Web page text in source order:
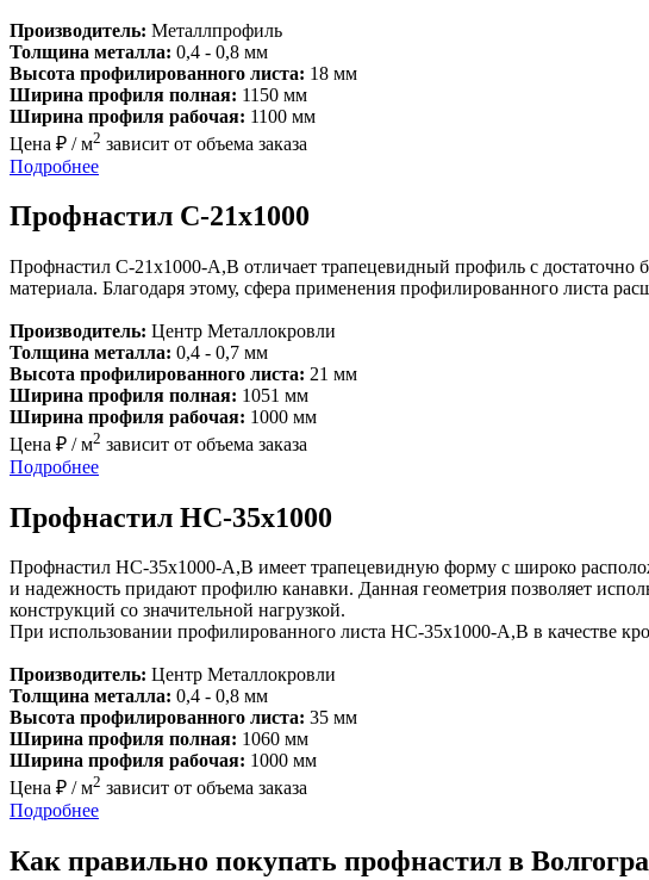
Производитель: Металлпрофиль
Толщина металла: 0,4 - 0,8 мм
Высота профилированного листа: 18 мм
Ширина профиля полная: 1150 мм
Ширина профиля рабочая: 1100 мм
Цена ₽ / м2 зависит от объема заказа
Подробнее
Профнастил С-21х1000
Профнастил С-21х1000-A,B отличает трапецевидный профиль с
материала. Благодаря этому, сфера применения профилированного листа
Производитель: Центр Металлокровли
Толщина металла: 0,4 - 0,7 мм
Высота профилированного листа: 21 мм
Ширина профиля полная: 1051 мм
Ширина профиля рабочая: 1000 мм
Цена ₽ / м2 зависит от объема заказа
Подробнее
Профнастил НС-35х1000
Профнастил НС-35x1000-A,B имеет трапецевидную форму с широко
и надежность придают профилю канавки. Данная геометрия позволяет
конструкций со значительной нагрузкой.
При использовании профилированного листа НС-35x1000-A,B в качестве
Производитель: Центр Металлокровли
Толщина металла: 0,4 - 0,8 мм
Высота профилированного листа: 35 мм
Ширина профиля полная: 1060 мм
Ширина профиля рабочая: 1000 мм
Цена ₽ / м2 зависит от объема заказа
Подробнее
Как правильно покупать профнастил в